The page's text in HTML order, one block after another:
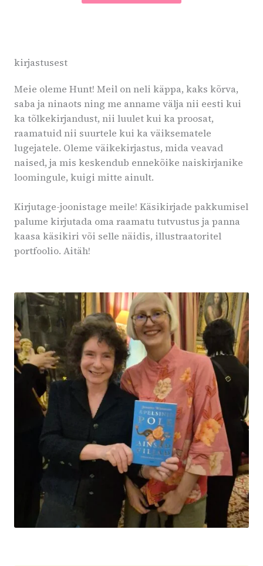
kirjastusest
Meie oleme Hunt! Meil on neli käppa, kaks kõrva,
saba ja ninaots ning me anname välja nii eesti kui
ka tõlkekirjandust, nii luulet kui ka proosat,
raamatuid nii suurtele kui ka väiksematele
lugejatele. Oleme väikekirjastus, mida veavad
naised, ja mis keskendub ennekõike naiskirjanike
loomingule, kuigi mitte ainult.
Kirjutage-joonistage meile! Käsikirjade pakkumisel
palume kirjutada oma raamatu tutvustus ja panna
kaasa käsikiri või selle näidis, illustraatoritel
portfoolio. Aitäh!